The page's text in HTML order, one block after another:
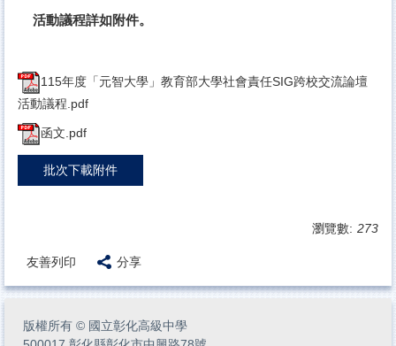
活動議程詳如附件。
115年度「元智大學」教育部大學社會責任SIG跨校交流論壇
活動議程.pdf
函文.pdf
批次下載附件
瀏覽數: 273
友善列印 分享
版權所有 © 國立彰化高級中學